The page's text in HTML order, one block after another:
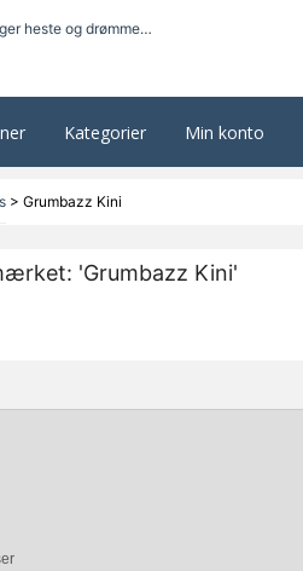
Kategorier Min konto
> Grumbazz Kini
'Grumbazz Kini'